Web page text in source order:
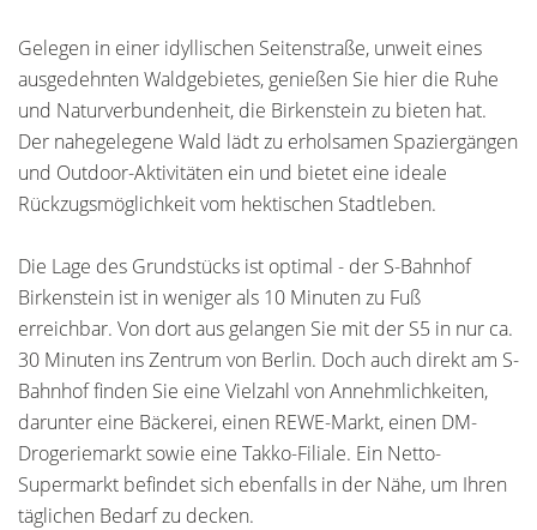
Gelegen in einer idyllischen Seitenstraße, unweit eines
ausgedehnten Waldgebietes, genießen Sie hier die Ruhe
und Naturverbundenheit, die Birkenstein zu bieten hat.
Der nahegelegene Wald lädt zu erholsamen Spaziergängen
und Outdoor-Aktivitäten ein und bietet eine ideale
Rückzugsmöglichkeit vom hektischen Stadtleben.
Die Lage des Grundstücks ist optimal - der S-Bahnhof
Birkenstein ist in weniger als 10 Minuten zu Fuß
erreichbar. Von dort aus gelangen Sie mit der S5 in nur ca.
30 Minuten ins Zentrum von Berlin. Doch auch direkt am S-
Bahnhof finden Sie eine Vielzahl von Annehmlichkeiten,
darunter eine Bäckerei, einen REWE-Markt, einen DM-
Drogeriemarkt sowie eine Takko-Filiale. Ein Netto-
Supermarkt befindet sich ebenfalls in der Nähe, um Ihren
täglichen Bedarf zu decken.